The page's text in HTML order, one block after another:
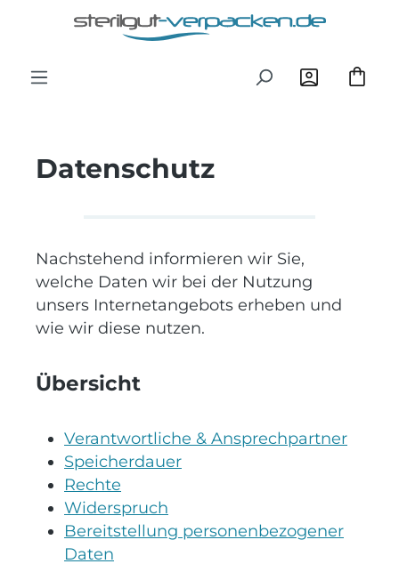
Zum Hauptinhalt springen
Datenschutz
Nachstehend informieren wir Sie,
welche Daten wir bei der Nutzung
unsers Internetangebots erheben und
wie wir diese nutzen.
Übersicht
Verantwortliche & Ansprechpartner
Speicherdauer
Rechte
Widerspruch
Bereitstellung personenbezogener
Daten